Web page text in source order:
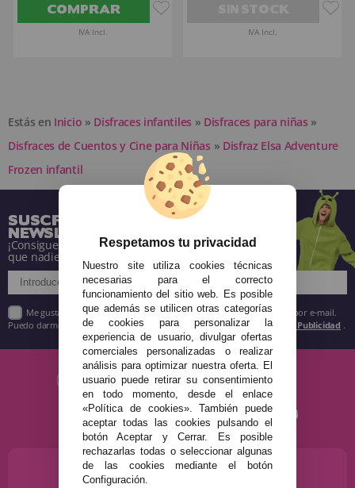
COMPRAR
IVA Incl. IVA Incl.
Estás en Inicio » Disfraces infantiles » Disfraces para niñas »
Disfraces de Cuentos y Cine para Niñas » Disfraz Elsa Adventure
Frozen infantil
SUSCRÍBETE A NUESTRA
NEWSLETTER
¡Consigue descuentos y entérate de todo antes
que nadie!
Me gustaría recibir descuentos exclusivos, novedades y tendencias por e-mail.
Puedo darme de baja cuando quiera según lo recogido en la Política de Publicidad .
¿NECESITAS AYUDA?
Respetamos tu privacidad
Nuestro site utiliza cookies técnicas
necesarias para el correcto
funcionamiento del sitio web. Es posible
que además se utilicen otras categorías
de cookies para personalizar la
experiencia de usuario, divulgar ofertas
comerciales personalizadas o realizar
análisis para optimizar nuestra oferta. El
usuario puede retirar su consentimiento
en todo momento, desde el enlace
«Política de cookies». También puede
aceptar todas las cookies pulsando el
botón Aceptar y Cerrar. Es posible
rechazarlas todas o seleccionar algunas
de las cookies mediante el botón
Configuración.